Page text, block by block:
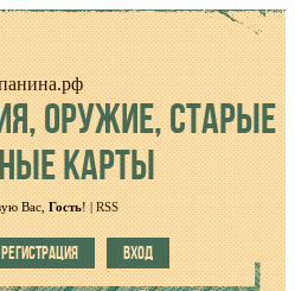
ОРУЖИЕ, СТАРЫЕ
КАРТЫ
Вас, Гость! | RSS
РЕГИСТРАЦИЯ ВХОД